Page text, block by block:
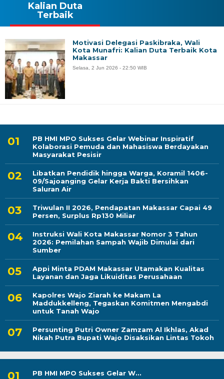
PB HMI MPO Sukses Gelar Webinar Inspiratif
Kolaborasi Pemuda dan Mahasiswa Berdayakan
Masyarakat Pesisir
Libatkan Pendidik hingga Warga, Koramil 1406-
09/Sajoanging Gelar Kerja Bakti Bersihkan
Saluran Air
Triwulan II 2026, Pendapatan Makassar Capai 49
Persen, Surplus Rp130 Miliar
Instruksi Wali Kota Makassar Nomor 3 Tahun
2026: Pemilahan Sampah Wajib Dimulai dari
Sumber
Appi Minta PDAM Makassar Utamakan Kualitas
Layanan dan Jaga Likuiditas Perusahaan
Kapolres Wajo Ziarah ke Makam La
Maddukkelleng, Tegaskan Komitmen Mengabdi
untuk Tanah Wajo
Persunting Putri Owner Zamzam Al Ikhlas, Akad
Nikah Putra Bupati Wajo Disaksikan Lintas Tokoh
PB HMI MPO Sukses Gelar W...
Kalian Duta
Terbaik
Motivasi Delegasi Paskibraka, Wali
Kota Munafri: Kalian Duta Terbaik Kota
Makassar
Selasa, 2 Jun 2026 - 22:50 WIB